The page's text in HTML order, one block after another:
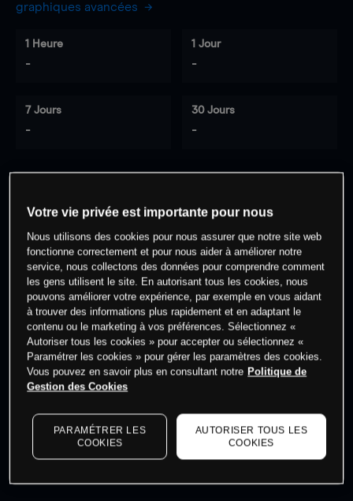
graphiques avancées
1 Heure
-
1 Jour
-
7 Jours
-
30 Jours
-
cet actif
Commencez à trader
Les prix sont indicatifs.Connectez-vous pour voir les
dernières données du marché.
Votre vie privée est importante pour nous
Nous utilisons des cookies pour nous assurer que notre site web
fonctionne correctement et pour nous aider à améliorer notre
service, nous collectons des données pour comprendre comment
les gens utilisent le site. En autorisant tous les cookies, nous
pouvons améliorer votre expérience, par exemple en vous aidant
à trouver des informations plus rapidement et en adaptant le
contenu ou le marketing à vos préférences. Sélectionnez «
Autoriser tous les cookies » pour accepter ou sélectionnez «
Paramétrer les cookies » pour gérer les paramètres des cookies.
Vous pouvez en savoir plus en consultant notre Politique de
Gestion des Cookies
PARAMÉTRER LES
COOKIES
AUTORISER TOUS LES
COOKIES